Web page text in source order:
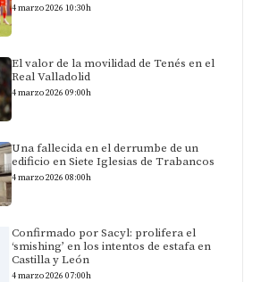
4 marzo 2026 10:30h
El valor de la movilidad de Tenés en el
Real Valladolid
4 marzo 2026 09:00h
Una fallecida en el derrumbe de un
edificio en Siete Iglesias de Trabancos
4 marzo 2026 08:00h
Confirmado por Sacyl: prolifera el
‘smishing’ en los intentos de estafa en
Castilla y León
4 marzo 2026 07:00h